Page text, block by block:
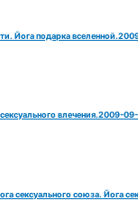
Йога подарка
влечения.2009-
сексуального союза. Йога